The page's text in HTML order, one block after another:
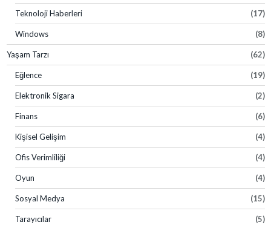
Teknoloji Haberleri (17)
Windows (8)
Yaşam Tarzı (62)
Eğlence (19)
Elektronik Sigara (2)
Finans (6)
Kişisel Gelişim (4)
Ofis Verimliliği (4)
Oyun (4)
Sosyal Medya (15)
Tarayıcılar (5)